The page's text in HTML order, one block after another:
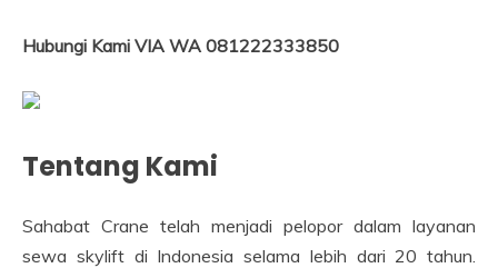
Hubungi Kami VIA WA 081222333850
Tentang Kami
Sahabat Crane telah menjadi pelopor dalam layanan
sewa skylift di Indonesia selama lebih dari 20 tahun.